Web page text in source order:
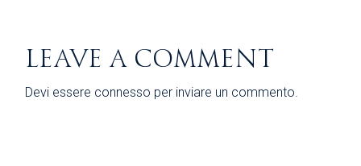
LEAVE A COMMENT
Devi essere connesso per inviare un commento.